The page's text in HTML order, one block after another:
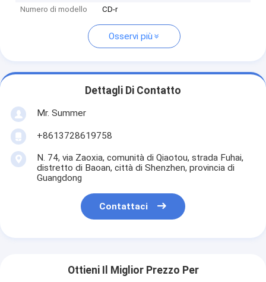
Numero di modello
CD-r
Osservi più
Dettagli Di Contatto
Mr. Summer
+8613728619758
N. 74, via Zaoxia, comunità di Qiaotou, strada Fuhai,
distretto di Baoan, città di Shenzhen, provincia di
Guangdong
Contattaci
Ottieni Il Miglior Prezzo Per